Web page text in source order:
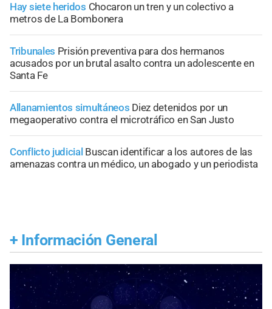
Hay siete heridos Chocaron un tren y un colectivo a
metros de La Bombonera
Tribunales Prisión preventiva para dos hermanos
acusados por un brutal asalto contra un adolescente en
Santa Fe
Allanamientos simultáneos Diez detenidos por un
megaoperativo contra el microtráfico en San Justo
Conflicto judicial Buscan identificar a los autores de las
amenazas contra un médico, un abogado y un periodista
+ Información General